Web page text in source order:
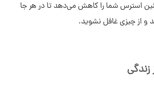
استرس شما را کاهش می‌دهد تا در هر جا
و از چیزی غافل نشوید.